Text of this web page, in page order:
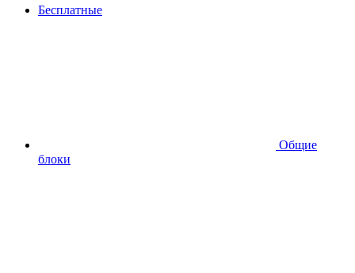
Бесплатные
Общие
блоки